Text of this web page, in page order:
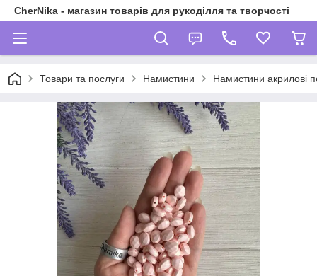
CherNika - магазин товарів для рукоділля та творчості
Товари та послуги Намистини Намистини акрилові